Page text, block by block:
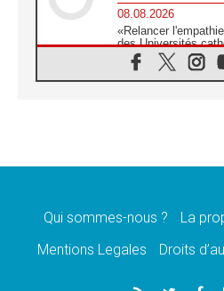
08.08.2026
«Relancer
des Universités
08.08.2026
Signis 2026,
07.08.2026
07.08.2026
de l'Assomption et
Qui sommes-nous ? La
Mentions Legales
Droits